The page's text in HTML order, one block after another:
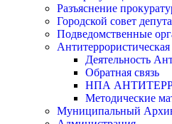
Разъяснение
Городской совет
Подведомственные
Деятельность
Обратная связь
НПА
Методические
Муниципальный